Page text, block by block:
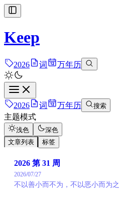
Keep
2026 词 万年历
2026 词 万年历 搜索
主题模式
浅色
深色
文章列表
标签
2026 第 31 周
2026/07/27
不以善小而不为，不以恶小而为之